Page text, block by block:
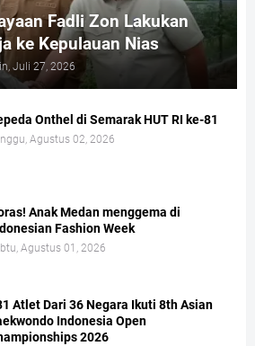
Fadli Zon Lakukan
ke Kepulauan Nias
Juli 27, 2026
Onthel di Semarak HUT RI ke-81
Agustus 02, 2026
Anak Medan menggema di
Fashion Week
Agustus 01, 2026
Atlet Dari 36 Negara Ikuti 8th Asian
Indonesia Open
2026